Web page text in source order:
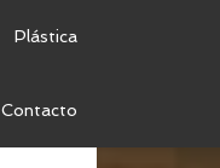
Plástica
Contacto